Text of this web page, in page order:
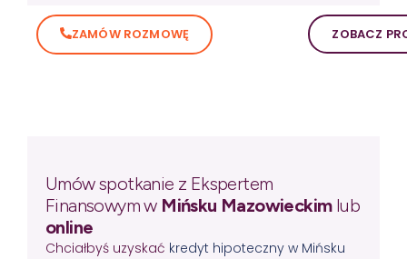
ZAMÓW ROZMOWĘ ZOBACZ
Umów spotkanie z Ekspertem
Finansowym wMińsku Mazowieckimlub
online
Chciałbyś uzyskać kredyt hipoteczny w Mińsku